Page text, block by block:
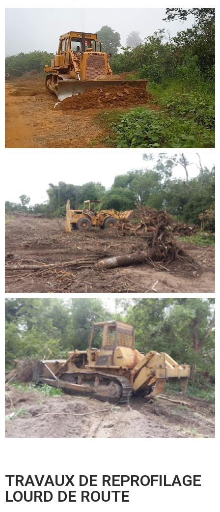
TRAVAUX DE REPROFILAGE
LOURD DE ROUTE